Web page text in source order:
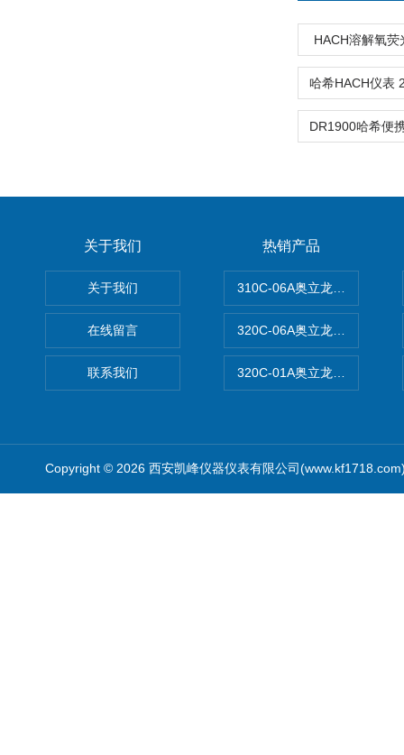
HACH溶解氧
关于我们
关于我们
在线留言
联系我们
热销产品
310C-06A奥立龙实验室台式
320C-06A奥立龙实验室便携
320C-01A奥立龙实验室便携
Copyright © 2026 西安凯峰仪器仪表有限公司